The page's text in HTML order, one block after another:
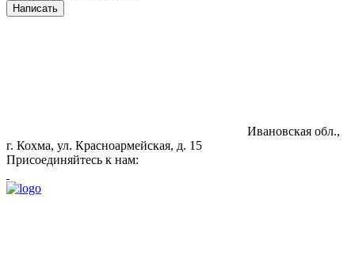
Написать
Ивановская обл.,
г. Кохма, ул. Красноармейская, д. 15
Присоединяйтесь к нам: